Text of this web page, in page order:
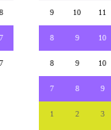
8 9 10 11
7 8 9 10
7 8 9 10
7 8 9
1 2 3